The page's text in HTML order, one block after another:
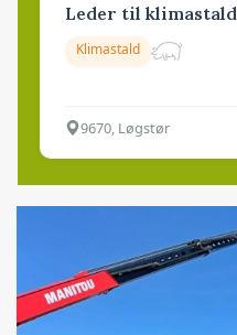
Leder til klimastald
Klimastald
9670, Løgstør